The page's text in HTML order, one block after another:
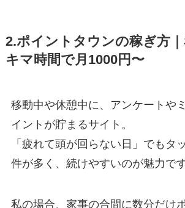
2.ポイントタウンの稼ぎ方
キマ時間で月1000円〜
移動中や休憩中に、アンケートや
イントが貯まるサイト。
「疲れて頭が回らない日」でもタ
件が多く、続けやすいのが魅力です
私の場合、家事の合間に数分だけ